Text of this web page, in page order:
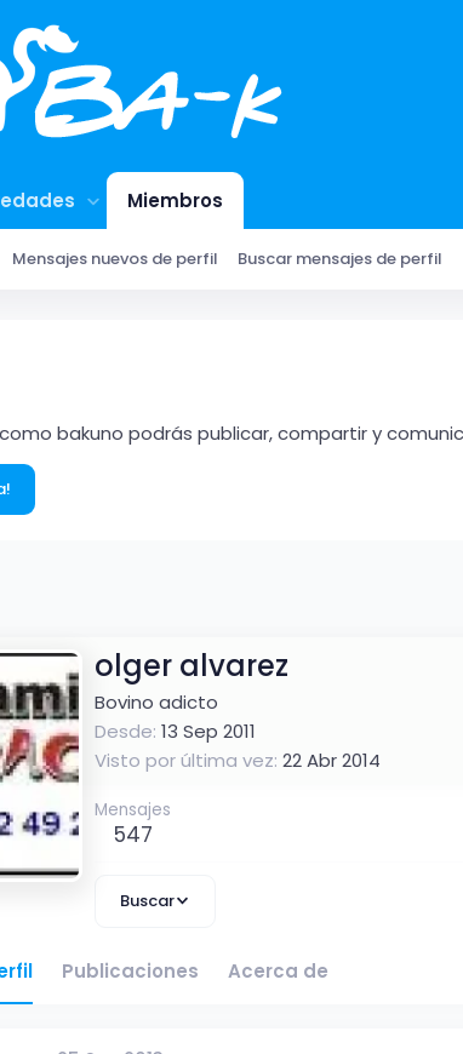
Miembros
Mensajes nuevos de perfil Buscar mensajes de perfil
bakuno podrás publicar, compartir y
olger alvarez
Bovino adicto
Desde 13 Sep 2011
Visto por última vez 22 Abr 2014
Mensajes
547
Buscar
Publicaciones Acerca de